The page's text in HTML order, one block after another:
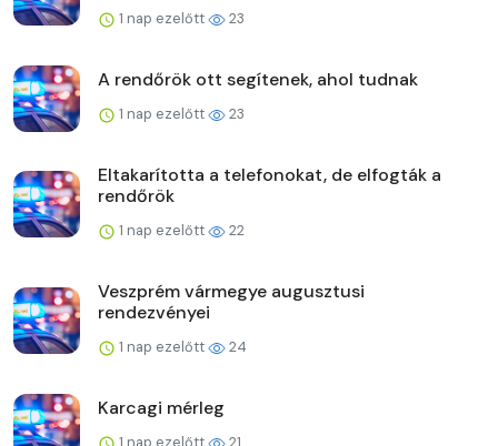
1 nap ezelőtt 23
A rendőrök ott segítenek, ahol tudnak
1 nap ezelőtt 23
Eltakarította a telefonokat, de elfogták a
rendőrök
1 nap ezelőtt 22
Veszprém vármegye augusztusi
rendezvényei
1 nap ezelőtt 24
Karcagi mérleg
1 nap ezelőtt 21